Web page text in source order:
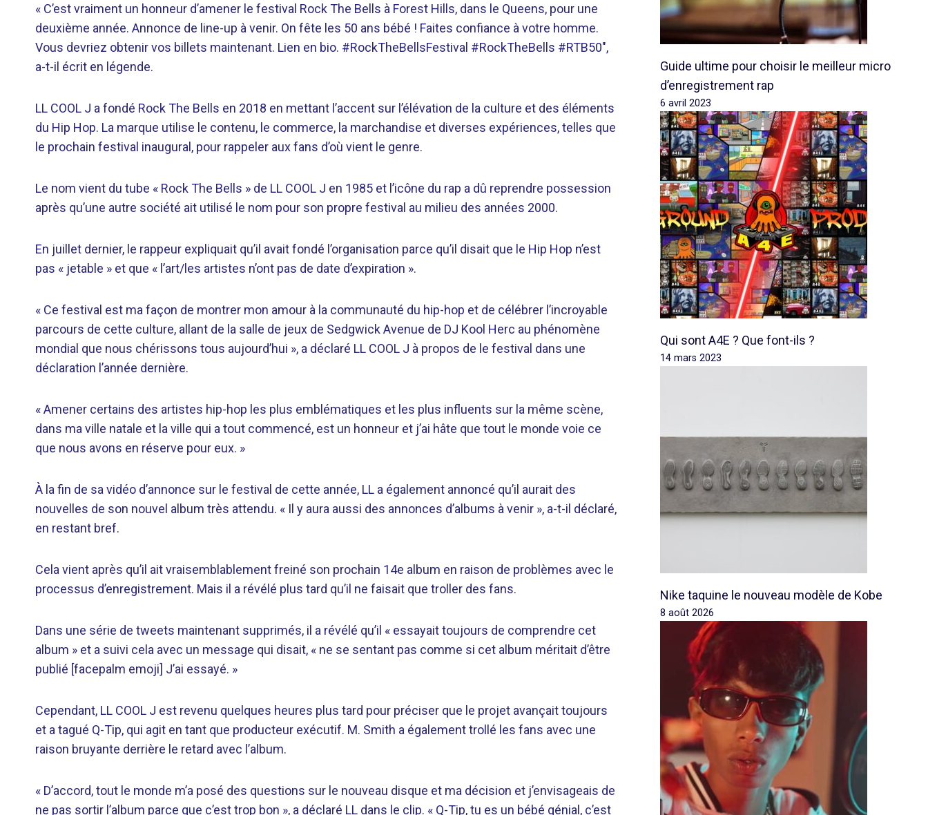
« C’est vraiment un honneur d’amener le festival Rock The Bells à Forest Hills, dans le Queens, pour une
deuxième année. Annonce de line-up à venir. On fête les 50 ans bébé ! Faites confiance à votre homme.
Vous devriez obtenir vos billets maintenant. Lien en bio. #RockTheBellsFestival #RockTheBells #RTB50″,
a-t-il écrit en légende.
LL COOL J a fondé Rock The Bells en 2018 en mettant l’accent sur l’élévation de la culture et des éléments
du Hip Hop. La marque utilise le contenu, le commerce, la marchandise et diverses expériences, telles que
le prochain festival inaugural, pour rappeler aux fans d’où vient le genre.
Le nom vient du tube « Rock The Bells » de LL COOL J en 1985 et l’icône du rap a dû reprendre possession
après qu’une autre société ait utilisé le nom pour son propre festival au milieu des années 2000.
En juillet dernier, le rappeur expliquait qu’il avait fondé l’organisation parce qu’il disait que le Hip Hop n’est
pas « jetable » et que « l’art/les artistes n’ont pas de date d’expiration ».
« Ce festival est ma façon de montrer mon amour à la communauté du hip-hop et de célébrer l’incroyable
parcours de cette culture, allant de la salle de jeux de Sedgwick Avenue de DJ Kool Herc au phénomène
mondial que nous chérissons tous aujourd’hui », a déclaré LL COOL J à propos de le festival dans une
déclaration l’année dernière.
« Amener certains des artistes hip-hop les plus emblématiques et les plus influents sur la même scène,
dans ma ville natale et la ville qui a tout commencé, est un honneur et j’ai hâte que tout le monde voie ce
que nous avons en réserve pour eux. »
À la fin de sa vidéo d’annonce sur le festival de cette année, LL a également annoncé qu’il aurait des
nouvelles de son nouvel album très attendu. « Il y aura aussi des annonces d’albums à venir », a-t-il déclaré,
en restant bref.
Cela vient après qu’il ait vraisemblablement freiné son prochain 14e album en raison de problèmes avec le
processus d’enregistrement. Mais il a révélé plus tard qu’il ne faisait que troller des fans.
Dans une série de tweets maintenant supprimés, il a révélé qu’il « essayait toujours de comprendre cet
album » et a suivi cela avec un message qui disait, « ne se sentant pas comme si cet album méritait d’être
publié [facepalm emoji] J’ai essayé. »
Cependant, LL COOL J est revenu quelques heures plus tard pour préciser que le projet avançait toujours
et a tagué Q-Tip, qui agit en tant que producteur exécutif. M. Smith a également trollé les fans avec une
raison bruyante derrière le retard avec l’album.
« D’accord, tout le monde m’a posé des questions sur le nouveau disque et ma décision et j’envisageais de
ne pas sortir l’album parce que c’est trop bon », a déclaré LL dans le clip. « Q-Tip, tu es un bébé génial, c’est
Guide ultime pour choisir le meilleur micro
d’enregistrement rap
6 avril 2023
Qui sont A4E ? Que font-ils ?
14 mars 2023
Nike taquine le nouveau modèle de Kobe
8 août 2026